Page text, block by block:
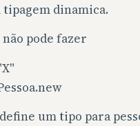
tipagem dinamica.
pode fazer
um tipo para